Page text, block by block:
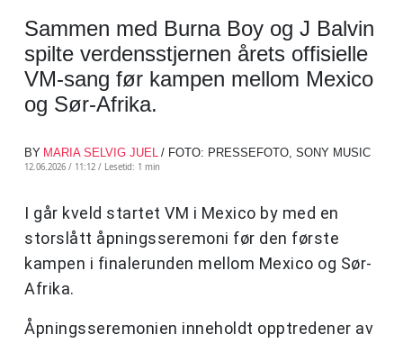
Sammen med Burna Boy og J Balvin
spilte verdensstjernen årets offisielle
VM-sang før kampen mellom Mexico
og Sør-Afrika.
BY MARIA SELVIG JUEL / FOTO: PRESSEFOTO, SONY MUSIC
12.06.2026 / 11:12 / Lesetid: 1 min
I går kveld startet VM i Mexico by med en
storslått åpningsseremoni før den første
kampen i finalerunden mellom Mexico og Sør-
Afrika.
Åpningsseremonien inneholdt opptredener av